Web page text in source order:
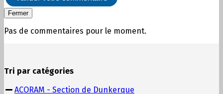
Fermer
Pas de commentaires pour le moment.
Tri par catégories
ACORAM - Section de Dunkerque